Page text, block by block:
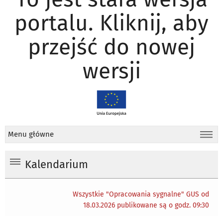
portalu. Kliknij, aby
przejść do nowej
wersji
Menu główne
Kalendarium
Wszystkie "Opracowania sygnalne" GUS od
18.03.2026 publikowane są o godz. 09:30